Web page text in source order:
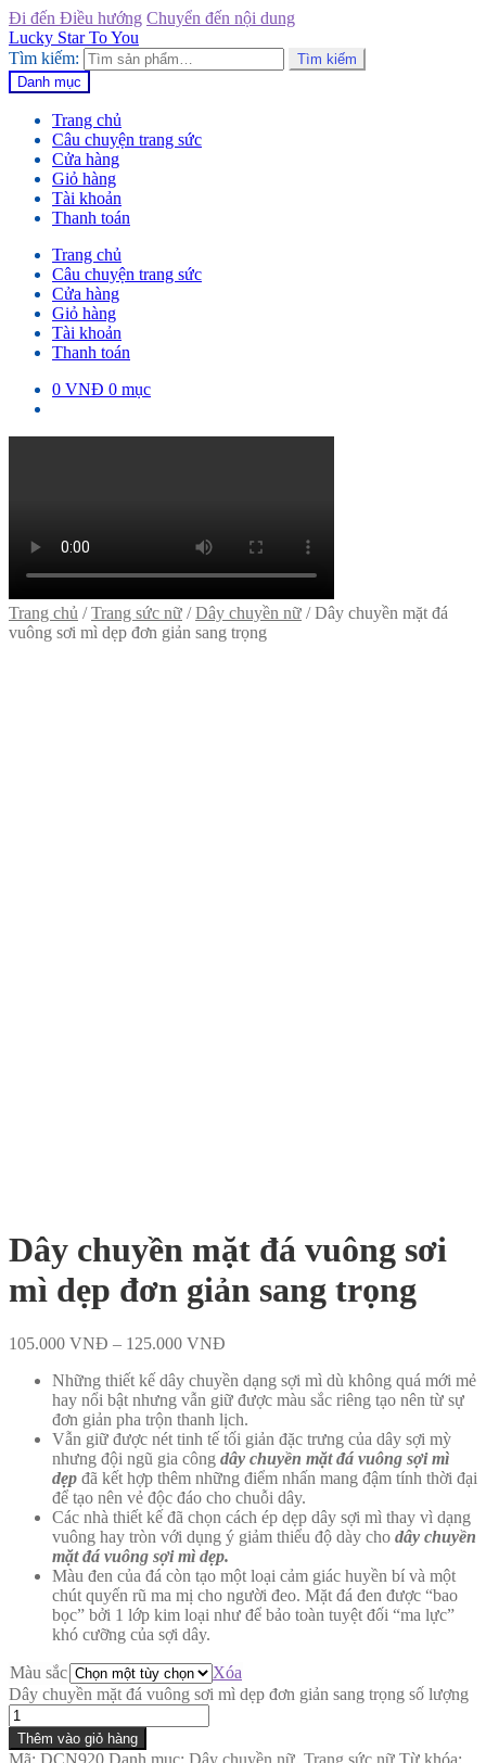
Đi đến Điều hướng Chuyển đến nội dung
Lucky Star To You
Tìm kiếm:
Tìm kiếm
Danh mục
Trang chủ
Câu chuyện trang sức
Cửa hàng
Giỏ hàng
Tài khoản
Thanh toán
Trang chủ
Câu chuyện trang sức
Cửa hàng
Giỏ hàng
Tài khoản
Thanh toán
0 VNĐ 0 mục
Trang chủ /Trang sức nữ /Dây chuyền nữ /Dây chuyền mặt đá
vuông sơi mì dẹp đơn giản sang trọng
Dây chuyền mặt đá vuông sơi
mì dẹp đơn giản sang trọng
105.000 VNĐ – 125.000 VNĐ
Những thiết kế dây chuyền dạng sợi mì dù không quá mới mẻ
hay nổi bật nhưng vẫn giữ được màu sắc riêng tạo nên từ sự
đơn giản pha trộn thanh lịch.
Vẫn giữ được nét tinh tế tối giản đặc trưng của dây sợi mỳ
nhưng đội ngũ gia công dây chuyền mặt đá vuông sợi mì
dẹp đã kết hợp thêm những điểm nhấn mang đậm tính thời đại
để tạo nên vẻ độc đáo cho chuỗi dây.
Các nhà thiết kế đã chọn cách ép dẹp dây sợi mì thay vì dạng
vuông hay tròn với dụng ý giảm thiểu độ dày cho dây chuyền
mặt đá vuông sợi mì dẹp.
Màu đen của đá còn tạo một loại cảm giác huyền bí và một
chút quyến rũ ma mị cho người đeo. Mặt đá đen được “bao
bọc” bởi 1 lớp kim loại như để bảo toàn tuyệt đối “ma lực”
khó cưỡng của sợi dây.
Màu sắc
Xóa
Dây chuyền mặt đá vuông sơi mì dẹp đơn giản sang trọng số lượng
Thêm vào giỏ hàng
Mã: DCN920 Danh mục: Dây chuyền nữ, Trang sức nữ Từ khóa: